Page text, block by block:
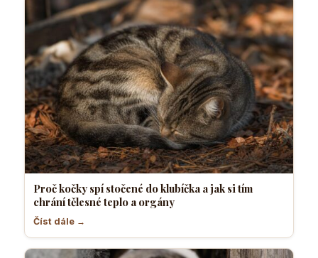
Proč kočky spí stočené do klubíčka a jak si tím
chrání tělesné teplo a orgány
Číst dále →